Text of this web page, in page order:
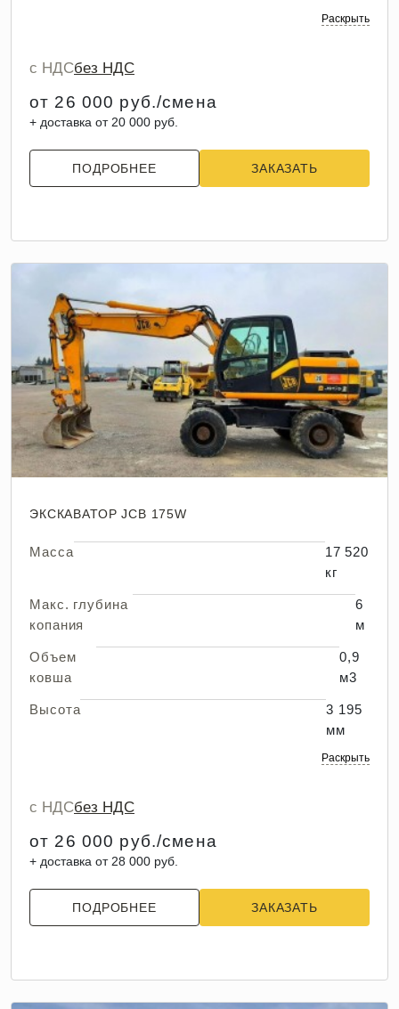
Раскрыть
с НДСбез НДС
от 26 000 руб./смена
+ доставка от 20 000 руб.
ПОДРОБНЕЕ ЗАКАЗАТЬ
ЭКСКАВАТОР JCB 175W
Масса
17 520
кг
Макс. глубина
копания
6
м
Объем
ковша
0,9
м3
Высота
3 195
мм
Раскрыть
с НДСбез НДС
от 26 000 руб./смена
+ доставка от 28 000 руб.
ПОДРОБНЕЕ ЗАКАЗАТЬ